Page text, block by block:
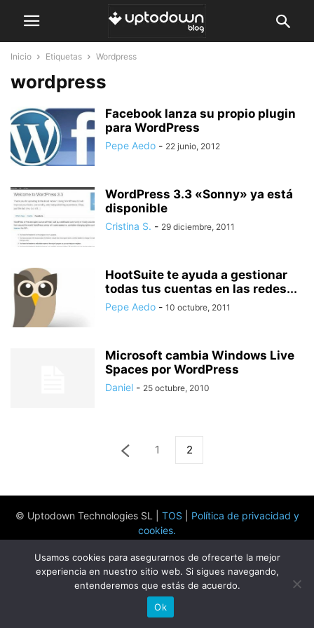
Inicio Etiquetas Wordpress
wordpress
Facebook lanza su propio plugin
para WordPress
Pepe Aedo - 22 junio, 2012
WordPress 3.3 «Sonny» ya está
disponible
Cristina S. - 29 diciembre, 2011
HootSuite te ayuda a gestionar
todas tus cuentas en las redes...
Pepe Aedo - 10 octubre, 2011
Microsoft cambia Windows Live
Spaces por WordPress
Daniel - 25 octubre, 2010
1 2
© Uptodown Technologies SL | TOS
Política de privacidad y
cookies.
Usamos cookies para asegurarnos de ofrecerte la mejor
experiencia en nuestro sitio web. Si sigues navegando,
entenderemos que estás de acuerdo.
Ok